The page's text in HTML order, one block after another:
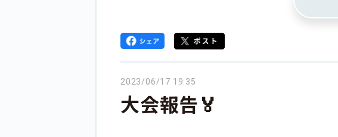
2023/06/17 19:35
大会報告🏅